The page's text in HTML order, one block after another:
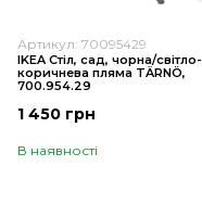
Артикул: 70095429
IKEA Стіл, сад, чорна/світло-
коричнева пляма TÄRNÖ,
700.954.29
1 450 грн
В наявності